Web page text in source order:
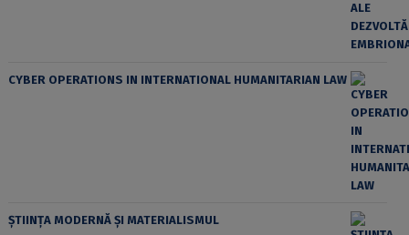
CYBER OPERATIONS IN INTERNATIONAL HUMANITARIAN LAW
ȘTIINȚA MODERNĂ ȘI MATERIALISMUL